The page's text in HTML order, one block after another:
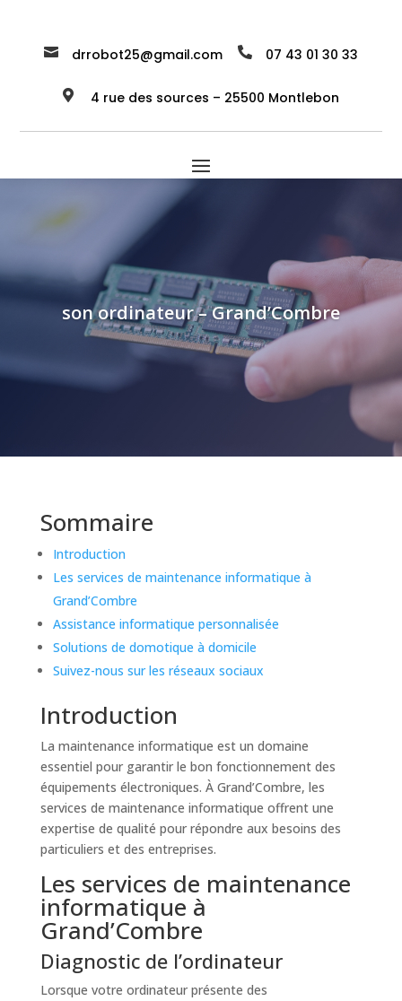
 drrobot25@gmail.com  07 43 01 30 33
 4 rue des sources – 25500 Montlebon
son ordinateur – Grand’Combre
Sommaire
Introduction
Les services de maintenance informatique à
Grand’Combre
Assistance informatique personnalisée
Solutions de domotique à domicile
Suivez-nous sur les réseaux sociaux
Introduction
La maintenance informatique est un domaine
essentiel pour garantir le bon fonctionnement des
équipements électroniques. À Grand’Combre, les
services de maintenance informatique offrent une
expertise de qualité pour répondre aux besoins des
particuliers et des entreprises.
Les services de maintenance
informatique à
Grand’Combre
Diagnostic de l’ordinateur
Lorsque votre ordinateur présente des